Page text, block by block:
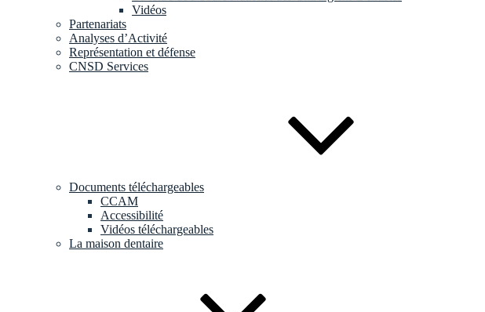
Vidéos
Partenariats
Analyses d’Activité
Représentation et défense
CNSD Services
Documents téléchargeables
CCAM
Accessibilité
Vidéos téléchargeables
La maison dentaire